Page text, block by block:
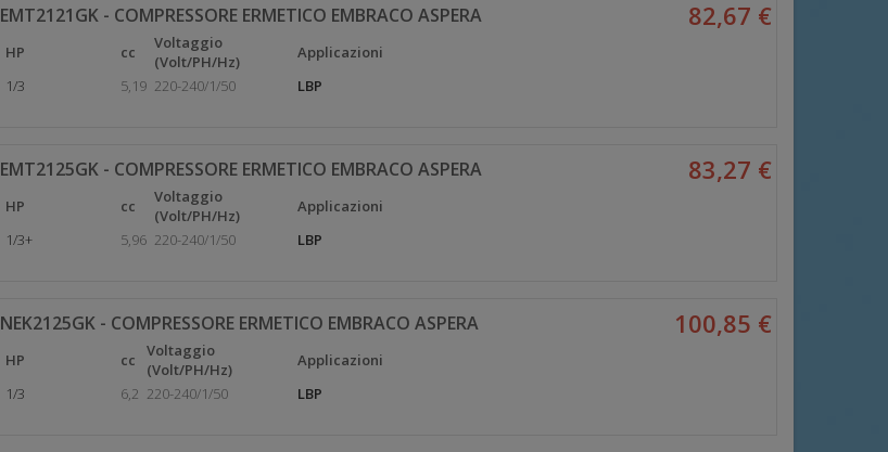
EMT2121GK - COMPRESSORE ERMETICO EMBRACO ASPERA 82,67 €
HP cc
Voltaggio
(Volt/PH/Hz)
Applicazioni
1/3
5,19 220-240/1/50 LBP
EMT2125GK - COMPRESSORE ERMETICO EMBRACO ASPERA 83,27 €
HP cc
Voltaggio
(Volt/PH/Hz)
Applicazioni
1/3+
5,96 220-240/1/50 LBP
NEK2125GK - COMPRESSORE ERMETICO EMBRACO ASPERA 100,85 €
HP cc
Voltaggio
(Volt/PH/Hz)
Applicazioni
1/3
6,2 220-240/1/50 LBP